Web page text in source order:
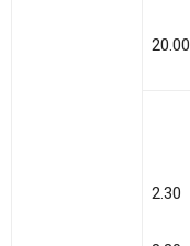
20.00
2.30